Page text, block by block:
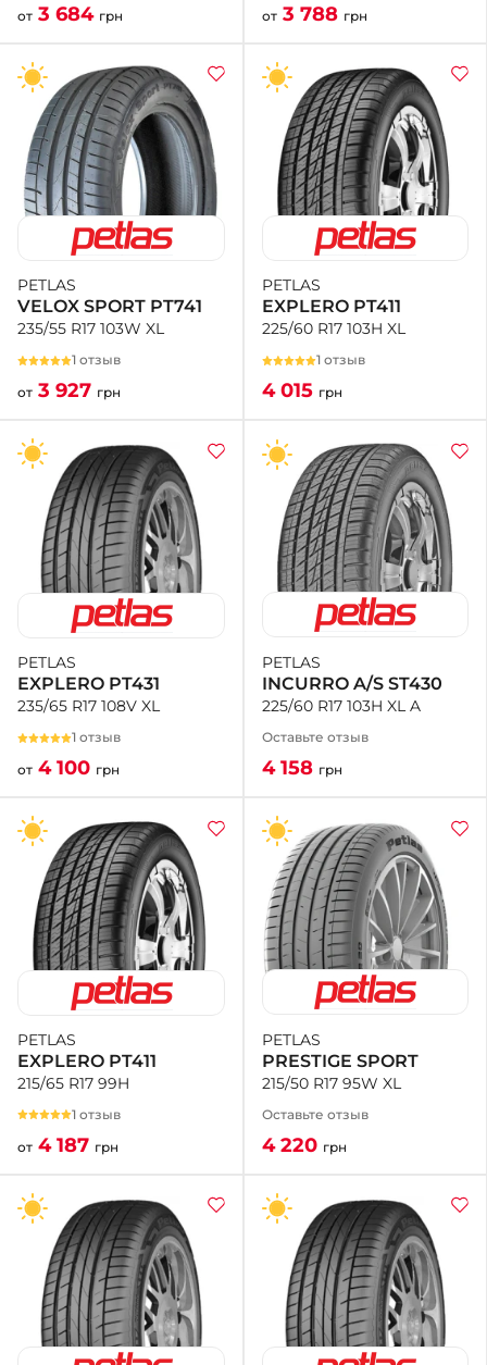
от 3 684 грн
от 3 788 грн
PETLAS
VELOX SPORT PT741
235/55 R17 103W XL
1 отзыв
от 3 927 грн
PETLAS
EXPLERO PT411
225/60 R17 103H XL
1 отзыв
4 015 грн
PETLAS
EXPLERO PT431
235/65 R17 108V XL
1 отзыв
от 4 100 грн
PETLAS
INCURRO A/S ST430
225/60 R17 103H XL A
Оставьте отзыв
4 158 грн
PETLAS
EXPLERO PT411
215/65 R17 99H
1 отзыв
от 4 187 грн
PETLAS
PRESTIGE SPORT
215/50 R17 95W XL
Оставьте отзыв
4 220 грн